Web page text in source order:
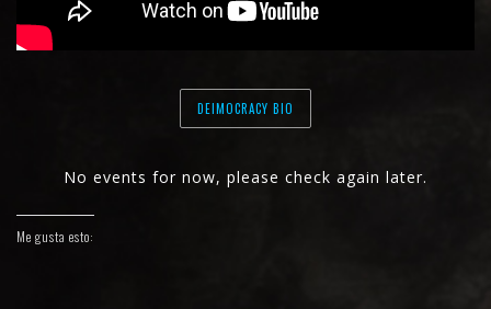
DEIMOCRACY BIO
No events for now, please check again later.
Me gusta esto: